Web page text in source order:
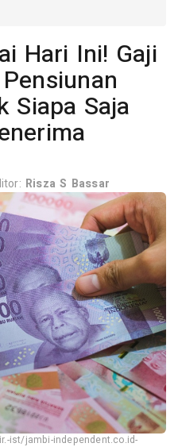
Hari Ini! Gaji
Siapa Saja
Risza S Bassar
ist/jambi-independent.co.id-